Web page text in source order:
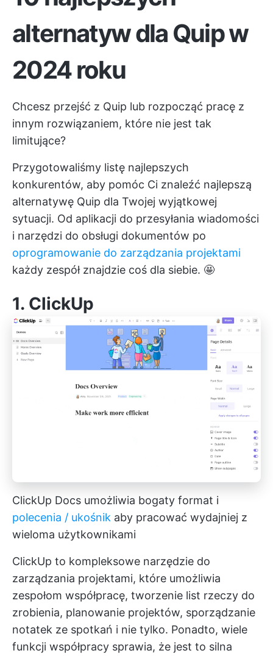
alternatyw dla Quip w
2024 roku
Chcesz przejść z Quip lub rozpocząć pracę z
innym rozwiązaniem, które nie jest tak
limitujące?
Przygotowaliśmy listę najlepszych
konkurentów, aby pomóc Ci znaleźć najlepszą
alternatywę Quip dla Twojej wyjątkowej
sytuacji. Od aplikacji do przesyłania wiadomości
i narzędzi do obsługi dokumentów po
oprogramowanie do zarządzania projektami
każdy zespół znajdzie coś dla siebie. 🤩
1. ClickUp
ClickUp Docs umożliwia bogaty format i
polecenia / ukośnik aby pracować wydajniej z
wieloma użytkownikami
ClickUp to kompleksowe narzędzie do
zarządzania projektami, które umożliwia
zespołom współpracę, tworzenie list rzeczy do
zrobienia, planowanie projektów, sporządzanie
notatek ze spotkań i nie tylko. Ponadto, wiele
funkcji współpracy sprawia, że jest to silna